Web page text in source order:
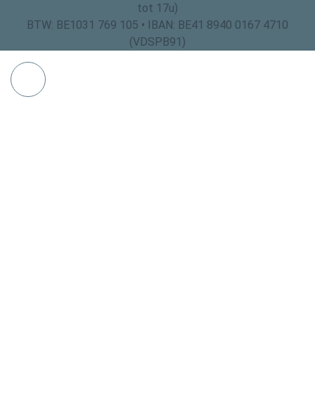
tot 17u)
BTW: BE1031 769 105 • IBAN: BE41 8940 0167 4710
(VDSPB91)